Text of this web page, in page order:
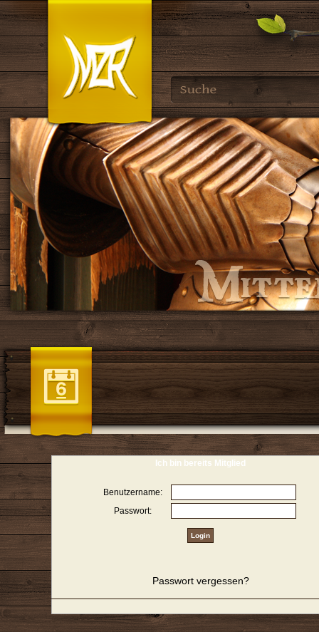
Ich bin bereits Mitglied
Benutzername:
Passwort:
Passwort vergessen?